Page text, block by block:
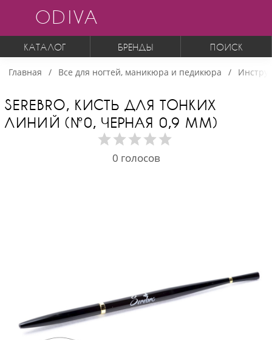
ODIVA
КАТАЛОГ БРЕНДЫ ПОИСК
Главная Все для ногтей, маникюра и педикюра
SEREBRO, КИСТЬ ДЛЯ ТОНКИХ
ЛИНИЙ (№0, ЧЕРНАЯ 0,9 ММ)
0 голосов